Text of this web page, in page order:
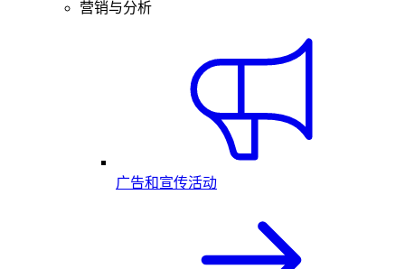
营销与分析
广告和宣传活动